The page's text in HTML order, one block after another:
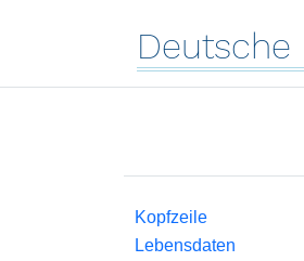
Deutsche
Kopfzeile
Lebensdaten